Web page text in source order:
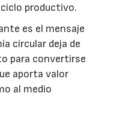
productivo.
es el mensaje
circular deja de
para convertirse
aporta valor
al medio